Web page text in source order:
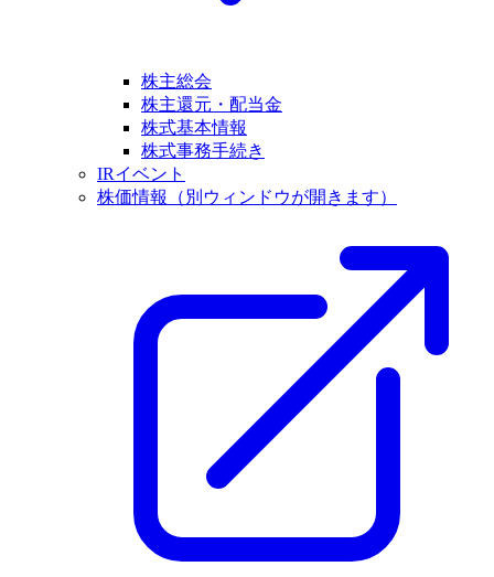
株主総会
株主還元・配当金
株式基本情報
株式事務手続き
IRイベント
株価情報
（別ウィンドウが開きます）